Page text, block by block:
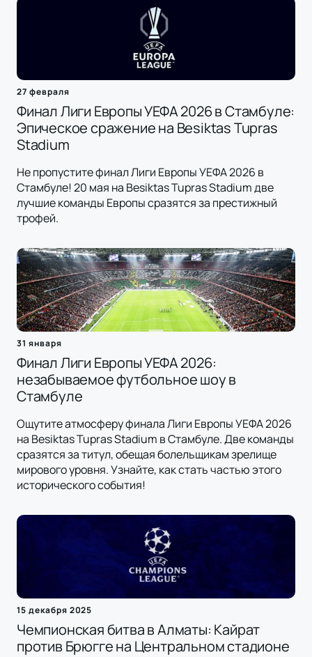
27 февраля
Финал Лиги Европы УЕФА 2026 в Стамбуле:
Эпическое сражение на Besiktas Tupras
Stadium
Не пропустите финал Лиги Европы УЕФА 2026 в
Стамбуле! 20 мая на Besiktas Tupras Stadium две
лучшие команды Европы сразятся за престижный
трофей.
31 января
Финал Лиги Европы УЕФА 2026:
незабываемое футбольное шоу в
Стамбуле
Ощутите атмосферу финала Лиги Европы УЕФА 2026
на Besiktas Tupras Stadium в Стамбуле. Две команды
сразятся за титул, обещая болельщикам зрелище
мирового уровня. Узнайте, как стать частью этого
исторического события!
15 декабря 2025
Чемпионская битва в Алматы: Кайрат
против Брюгге на Центральном стадионе